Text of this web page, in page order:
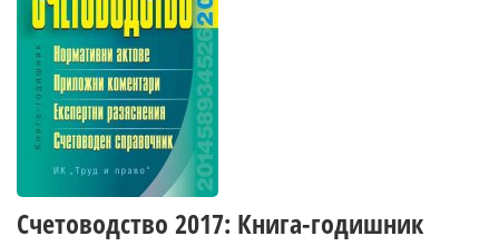
Счетоводство 2017: Книга-годишник